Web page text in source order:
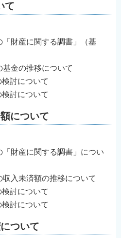
て
産に関する調書」（基
の推移について
について
について
について
産に関する調書」につい
未済額の推移について
について
について
ついて